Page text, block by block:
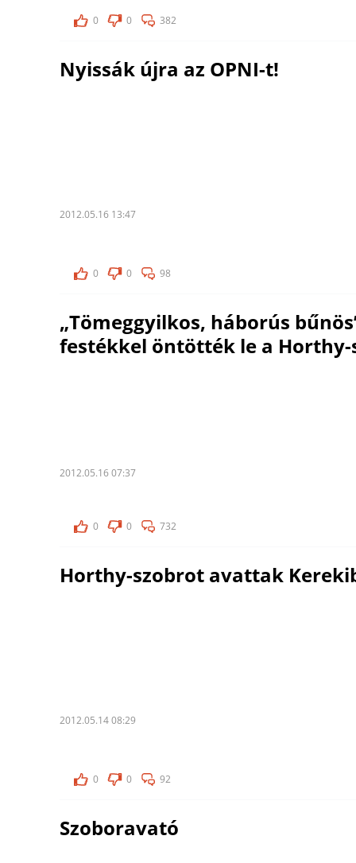
0 0 382
Nyissák újra az OPNI-t!
2012.05.16 13:47
0 0 98
„Tömeggyilkos, háborús
festékkel öntötték le a
2012.05.16 07:37
0 0 732
Horthy-szobrot avattak
2012.05.14 08:29
0 0 92
Szoboravató